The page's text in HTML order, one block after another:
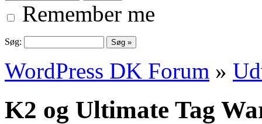
Remember me
Søg:
WordPress DK Forum »
K2 og Ultimate Tag